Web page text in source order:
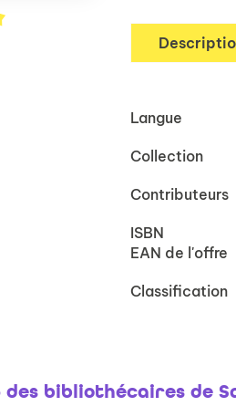
Langue
Collection
Contributeurs
ISBN
EAN de l'offre
Classification
des bibliothécaires de